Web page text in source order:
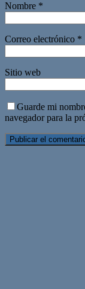
Nombre *
Correo electrónico *
Sitio web
Guarde mi
navegador para la